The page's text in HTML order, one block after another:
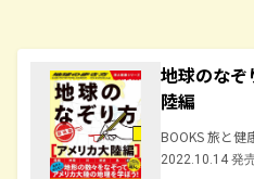
地球のな
陸編
BOOKS 旅と健
2022.10.14 発